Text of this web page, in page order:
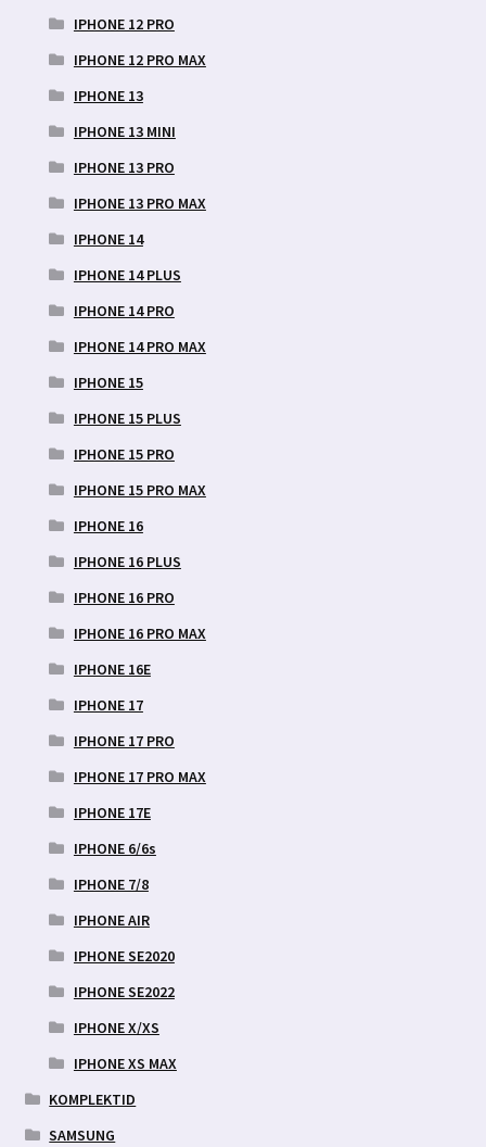
IPHONE 12 PRO
IPHONE 12 PRO MAX
IPHONE 13
IPHONE 13 MINI
IPHONE 13 PRO
IPHONE 13 PRO MAX
IPHONE 14
IPHONE 14 PLUS
IPHONE 14 PRO
IPHONE 14 PRO MAX
IPHONE 15
IPHONE 15 PLUS
IPHONE 15 PRO
IPHONE 15 PRO MAX
IPHONE 16
IPHONE 16 PLUS
IPHONE 16 PRO
IPHONE 16 PRO MAX
IPHONE 16E
IPHONE 17
IPHONE 17 PRO
IPHONE 17 PRO MAX
IPHONE 17E
IPHONE 6/6s
IPHONE 7/8
IPHONE AIR
IPHONE SE2020
IPHONE SE2022
IPHONE X/XS
IPHONE XS MAX
KOMPLEKTID
SAMSUNG